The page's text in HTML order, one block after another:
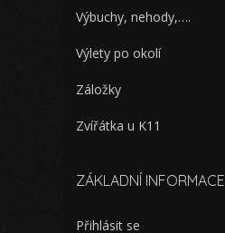
Výbuchy, nehody,….
Výlety po okolí
Záložky
Zvířátka u K11
ZÁKLADNÍ INFORMACE
Přihlásit se